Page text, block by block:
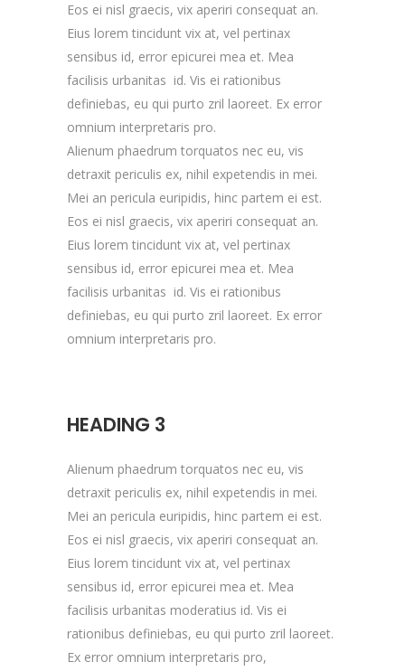
Eos ei nisl graecis, vix aperiri consequat an.
Eius lorem tincidunt vix at, vel pertinax
sensibus id, error epicurei mea et. Mea
facilisis urbanitas id. Vis ei rationibus
definiebas, eu qui purto zril laoreet. Ex error
omnium interpretaris pro.
Alienum phaedrum torquatos nec eu, vis
detraxit periculis ex, nihil expetendis in mei.
Mei an pericula euripidis, hinc partem ei est.
Eos ei nisl graecis, vix aperiri consequat an.
Eius lorem tincidunt vix at, vel pertinax
sensibus id, error epicurei mea et. Mea
facilisis urbanitas id. Vis ei rationibus
definiebas, eu qui purto zril laoreet. Ex error
omnium interpretaris pro.
HEADING 3
Alienum phaedrum torquatos nec eu, vis
detraxit periculis ex, nihil expetendis in mei.
Mei an pericula euripidis, hinc partem ei est.
Eos ei nisl graecis, vix aperiri consequat an.
Eius lorem tincidunt vix at, vel pertinax
sensibus id, error epicurei mea et. Mea
facilisis urbanitas moderatius id. Vis ei
rationibus definiebas, eu qui purto zril laoreet.
Ex error omnium interpretaris pro,